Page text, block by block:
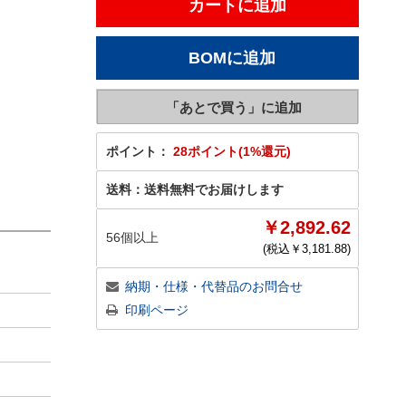
ポイント： 28ポイント(1%還元)
送料： 送料無料でお届けします
56個以上 ￥2,892.62
(税込￥ 3,181.88)
納期・仕様・代替品のお問合せ
印刷ページ